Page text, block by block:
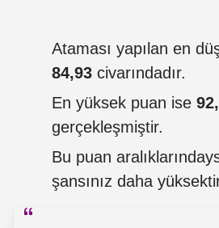
Ataması yapılan en
84,93 civarındadır.
En yüksek puan ise
gerçekleşmiştir.
Bu puan
şansınız daha